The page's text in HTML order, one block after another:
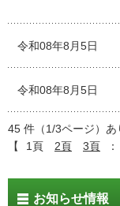
令和08年8月5日
令和08年8月5日
45 件（1/3ページ）あ
【
1頁 2頁 3頁 ：
お知らせ情報